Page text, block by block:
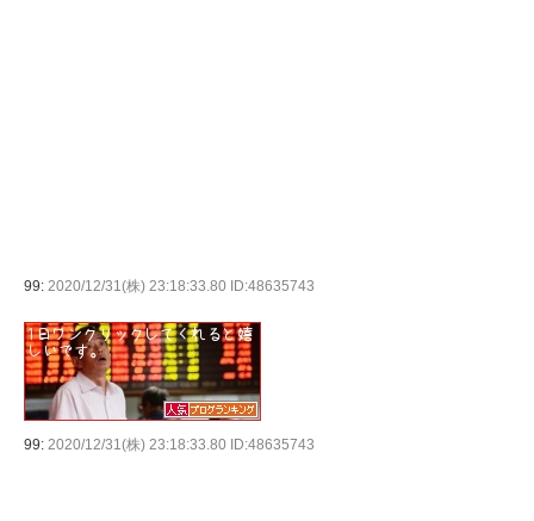
99: 2020/12/31(株) 23:18:33.80 ID:48635743
99: 2020/12/31(株) 23:18:33.80 ID:48635743